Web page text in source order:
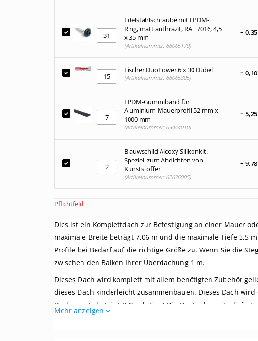
Edelstahlschraube mit EPDM-
Ring, matt anthrazit, RAL 7016, 4,5
x 35 mm
+ 0,35
(Artikelnummer: 66065170)
Fischer DuoPower 6 x 30 Dübel + 0,10
(Artikelnummer: 66065305)
EPDM-Gummiband für
Aluminium-Mauerprofil 52 mm x
1000 mm
+ 5,25
(Artikelnummer: 63444010)
Blauwschild Alcoxy Silikonkit.
Speziell zum Abdichten von
Kunststoffen
+ 9,78
(Artikelnummer: 62636005)
Pflichtfeld
Dies ist ein Komplettdach zur Befestigung an einer Mauer
maximale Breite beträgt 7,06 m und die maximale Tiefe 3,5
Profile bei Bedarf auf die richtige Größe zu. Wenn Sie die
zwischen den Balken Ihrer Überdachung 1 m.
Dieses Dach wird komplett mit allem benötigten Zubehör
dieses Dach kinderleicht zusammenbauen. Dieses Dach
Dachversatz beträgt 8 Grad. Tipp! Die Breite der
eine Breite von mindestens 65 mm aufweisen, können Sie
Mehr anzeigen